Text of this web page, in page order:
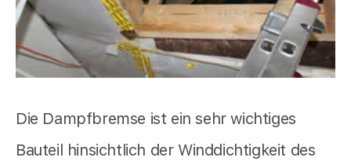
Die Dampfbremse ist ein sehr wichtiges
Bauteil hinsichtlich der Winddichtigkeit des